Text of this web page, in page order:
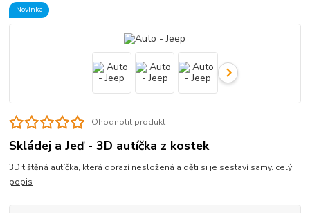
Novinka
Ohodnotit produkt
Skládej a Jeď - 3D autíčka z kostek
3D tištěná autíčka, která dorazí nesložená a děti si je sestaví samy. celý
popis